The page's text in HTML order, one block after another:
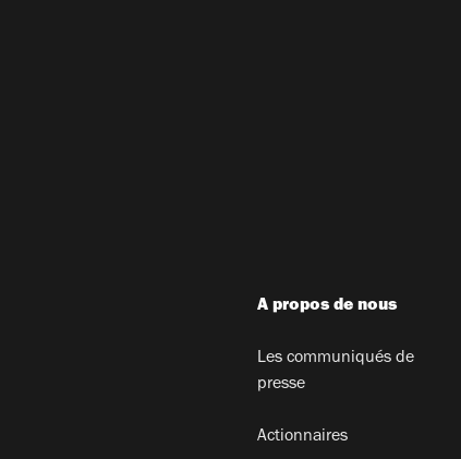
A propos de nous
Les communiqués de
presse
Actionnaires